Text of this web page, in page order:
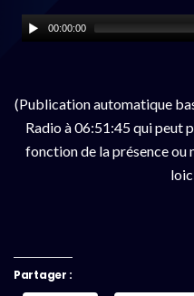
00:00:00
(Publication automatique
Radio à 06:51:45 qui peut
fonction de la présence ou
Partager :